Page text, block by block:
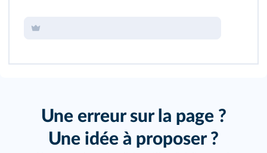
Une erreur sur la page ?
Une idée à proposer ?